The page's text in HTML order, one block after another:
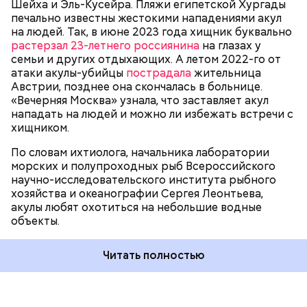
Шейха и Эль-Кусейра. Пляжи египетской Хургады
печально известны жестокими нападениями акул
на людей. Так, в июне 2023 года хищник буквально
растерзал 23-летнего россиянина на глазах у
семьи и других отдыхающих. А летом 2022-го от
атаки акулы-убийцы пострадалажительница
Австрии, позднее она скончалась в больнице.
«Вечерняя Москва» узнала, что заставляет акул
нападать на людей и можно ли избежать встречи с
хищником.
По словам ихтиолога, начальника лаборатории
морских и полупроходных рыб Всероссийского
научно-исследовательского института рыбного
хозяйства и океанографии Сергея Леонтьева,
акулы любят охотиться на небольшие водные
объекты.
собеседник «ВМ».
Читать полностью
Собеседник «Вечерней Москвы» отметил, что еще
несколько лет назад о таких походах даже мечтать
не приходилось, но сегодня это вполне
гидом.
— Ко всем этим рейтингам и часам нужно
относиться скептически, ведь все эти оценки
экспертов, заключения, предположения
ангажированы. Такие заявления кому-то выгодны,
— пояснил эксперт.